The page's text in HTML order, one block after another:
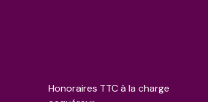
Honoraires TTC à la charge